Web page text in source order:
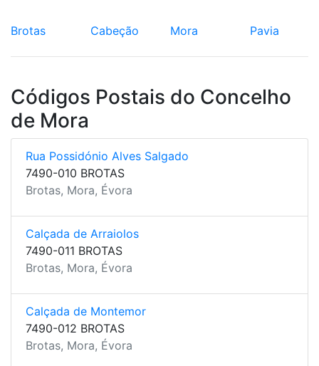
Brotas Cabeção Mora Pavia
Códigos Postais do Concelho
de Mora
Rua Possidónio Alves Salgado
7490-010 BROTAS
Brotas, Mora, Évora
Calçada de Arraiolos
7490-011 BROTAS
Brotas, Mora, Évora
Calçada de Montemor
7490-012 BROTAS
Brotas, Mora, Évora